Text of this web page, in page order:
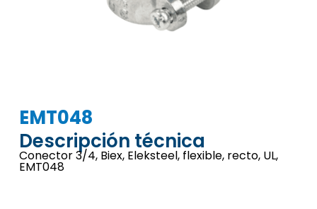
EMT048
Descripción técnica
Conector 3/4, Biex, Eleksteel, flexible, recto, UL,
EMT048